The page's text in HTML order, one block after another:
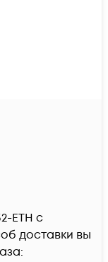
ETH c
доставки вы